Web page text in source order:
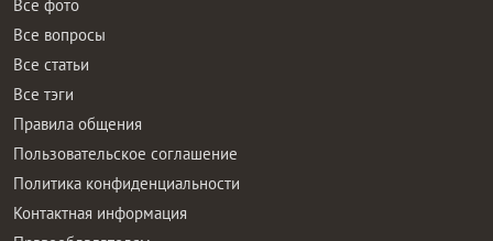
Все фото
Все вопросы
Все статьи
Все тэги
Правила общения
Пользовательское соглашение
Политика конфиденциальности
Контактная информация